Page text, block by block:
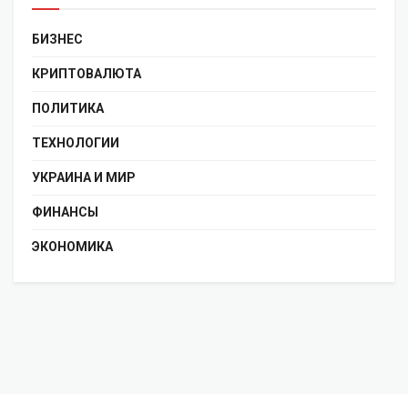
БИЗНЕС
КРИПТОВАЛЮТА
ПОЛИТИКА
ТЕХНОЛОГИИ
УКРАИНА И МИР
ФИНАНСЫ
ЭКОНОМИКА